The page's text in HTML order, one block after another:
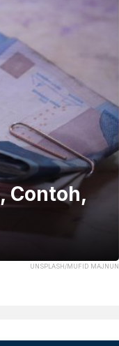
UNSPLASH/MUFID MAJNUN
Contoh,